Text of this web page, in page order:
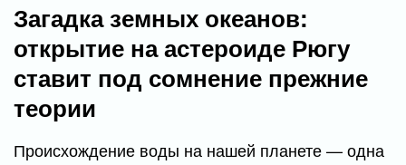
Загадка земных океанов:
открытие на астероиде Рюгу
ставит под сомнение прежние
теории
Происхождение воды на нашей планете — одна